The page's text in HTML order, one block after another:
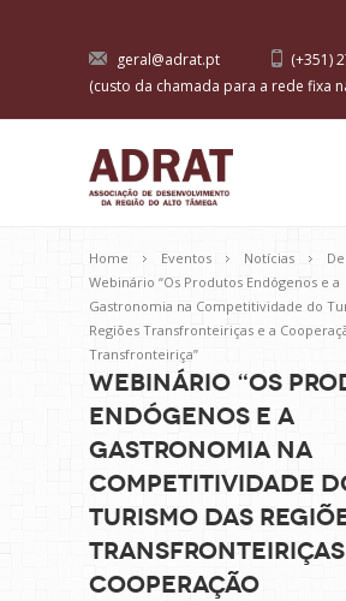
geral@adrat.pt
(+351)
(custo da chamada para a rede fixa
Home Eventos Notícias
Webinário “Os Produtos Endógenos e a
Gastronomia na Competitividade do
Regiões Transfronteiriças e a
Transfronteiriça”
Webinário “Os
Endógenos e a
Gastronomia na
Competitividade
Turismo das
Transfronteiriças
Cooperação